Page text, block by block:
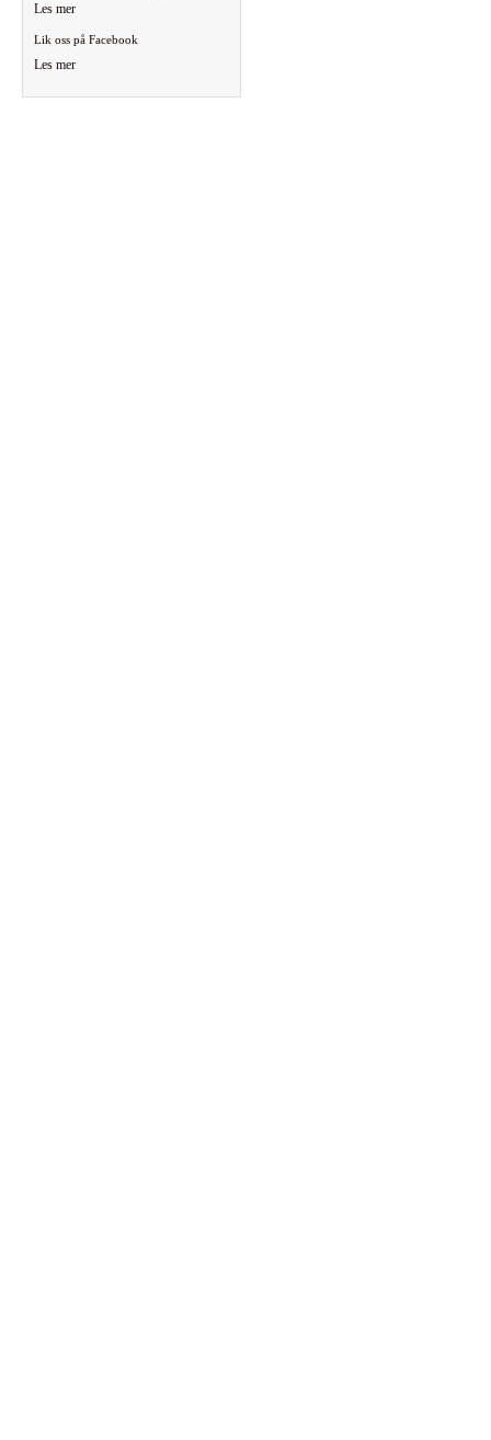
Les mer
Lik oss på Facebook
Les mer